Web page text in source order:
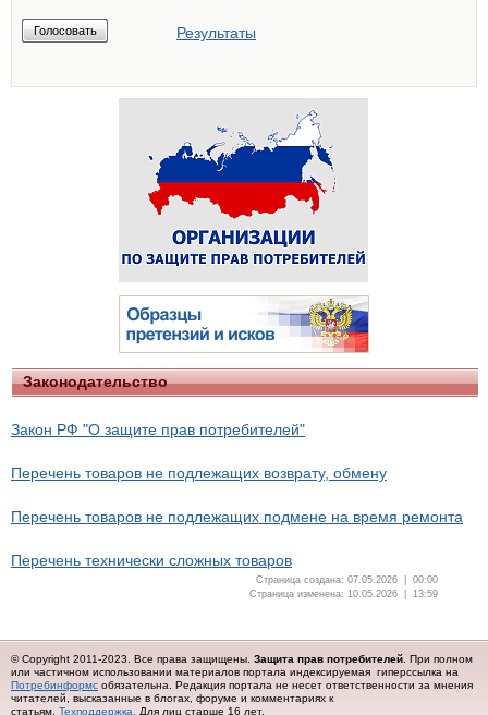
Результаты
Законодательство
Закон РФ "О защите прав потребителей"
Перечень товаров не подлежащих возврату, обмену
Перечень товаров не подлежащих подмене на время ремонта
Перечень технически сложных товаров
Страница создана: 07.05.2026 | 00:00
Страница изменена: 10.05.2026 | 13:59
© Copyright 2011-2023. Все права защищены. Защита прав потребителей . При полном
или частичном использовании материалов портала индексируемая гиперссылка на
Потребинформс обязательна. Редакция портала не несет ответственности за мнения
читателей, высказанные в блогах, форуме и комментариях к
статьям. Техподдержка. Для лиц старше 16 лет.